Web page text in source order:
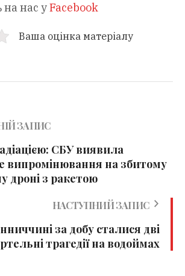
на нас уFacebook
Ваша оцінка матеріалу
ЗАПИС
СБУ виявила
випромінювання на збитому
дроні з ракетою
НАСТУПНИЙ ЗАПИС
за добу сталися дві
трагедії на водоймах